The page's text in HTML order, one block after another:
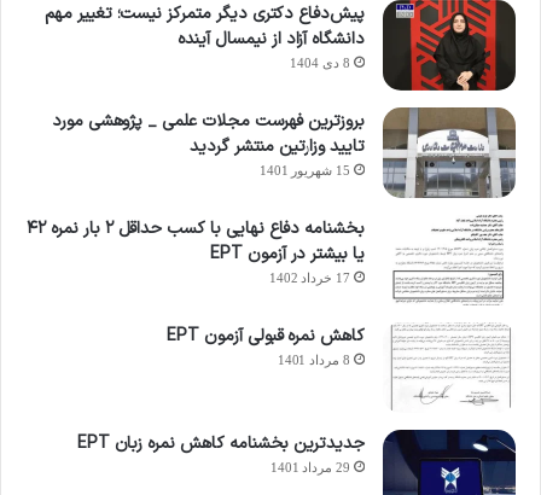
پیش‌دفاع دکتری دیگر متمرکز نیست؛ تغییر مهم
دانشگاه آزاد از نیمسال آینده
8 دی 1404
بروزترین فهرست مجلات علمی _ پژوهشی مورد
تایید وزارتین منتشر گردید
15 شهریور 1401
بخشنامه دفاع نهایی با کسب حداقل ۲ بار نمره ۴۲
یا بیشتر در آزمون EPT
17 خرداد 1402
کاهش نمره قبولی آزمون EPT
8 مرداد 1401
جدیدترین بخشنامه کاهش نمره زبان EPT
29 مرداد 1401